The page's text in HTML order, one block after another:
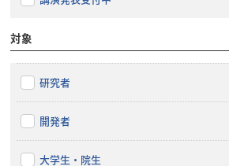
対象
研究者
開発者
大学生・院生